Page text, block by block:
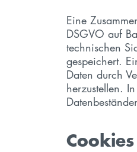
Eine
DSGVO auf
technischen
gespeichert.
Daten durch
herzustellen.
Cookies